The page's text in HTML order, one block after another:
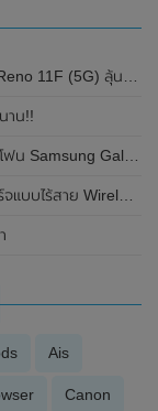
ลุ้นเปิดตัวในเร็วๆนี้
าน!!
ง 3 รุ่นพร้อมเผยสเปกแบบจัดเต็ม
ย Wireless Charge
Ais
Canon